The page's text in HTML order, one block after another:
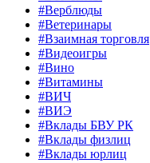
#Верблюды
#Ветеринары
#Взаимная торговля
#Видеоигры
#Вино
#Витамины
#ВИЧ
#ВИЭ
#Вклады БВУ РК
#Вклады физлиц
#Вклады юрлиц